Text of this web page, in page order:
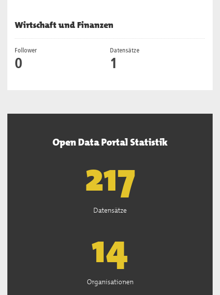
Wirtschaft und Finanzen
Follower
0
Datensätze
1
Open Data Portal Statistik
219
Datensätze
14
Organisationen